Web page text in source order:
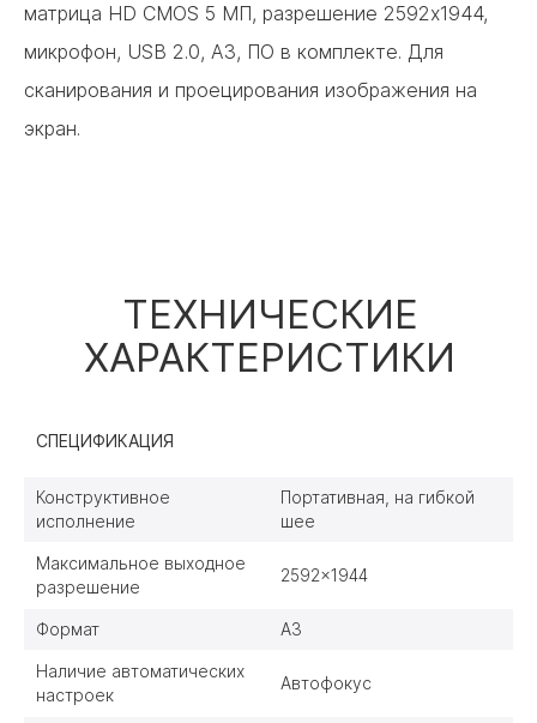
матрица HD CMOS 5 МП, разрешение 2592x1944,
микрофон, USB 2.0, A3, ПО в комплекте. Для
сканирования и проецирования изображения на
экран.
ТЕХНИЧЕСКИЕ
ХАРАКТЕРИСТИКИ
СПЕЦИФИКАЦИЯ
Конструктивное
исполнение
Портативная, на гибкой
шее
Максимальное выходное
разрешение
2592x1944
Формат A3
Наличие автоматических
настроек
Автофокус